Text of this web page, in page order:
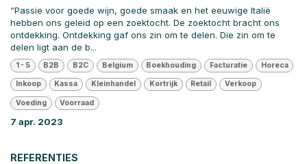
“Passie voor goede wijn, goede smaak en het eeuwige Italië
hebben ons geleid op een zoektocht. De zoektocht bracht ons
ontdekking. Ontdekking gaf ons zin om te delen. Die zin om te
delen ligt aan de b...
1 - 5 B2B B2C Belgium Boekhouding Facturatie Horeca
Inkoop Kassa Kleinhandel Kortrijk Retail Verkoop
Voeding Voorraad
7 apr. 2023
REFERENTIES